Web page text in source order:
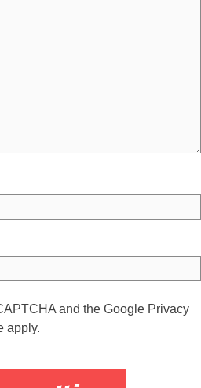
and the Google Privacy
apply.